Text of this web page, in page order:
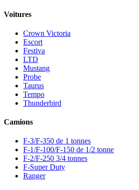
Voitures
Crown Victoria
Escort
Festiva
LTD
Mustang
Probe
Taurus
Tempo
Thunderbird
Camions
F-3/F-350 de 1 tonnes
F-1/F-100/F-150 de 1/2 tonne
F-2/F-250 3/4 tonnes
F-Super Duty
Ranger